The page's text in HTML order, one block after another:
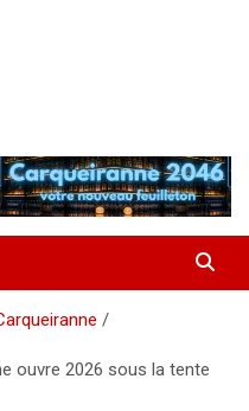
ouvre 2026 sous la tente